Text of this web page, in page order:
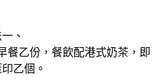
、
餐乙份，餐飲配港式奶茶，即
乙個。